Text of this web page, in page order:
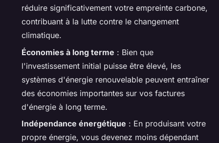
réduire significativement votre empreinte carbone,
contribuant à la lutte contre le changement
climatique.
Économies à long terme : Bien que
l'investissement initial puisse être élevé, les
systèmes d'énergie renouvelable peuvent entraîner
des économies importantes sur vos factures
d'énergie à long terme.
Indépendance énergétique : En produisant votre
propre énergie, vous devenez moins dépendant